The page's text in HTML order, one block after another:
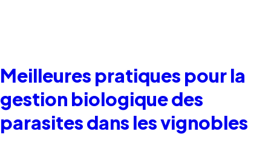
Meilleures pratiques pour la
gestion biologique des
parasites dans les vignobles